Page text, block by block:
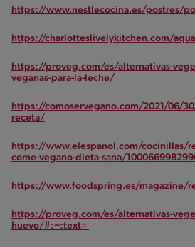
https://www.nestlecocina.es/postres/
https://charlotteslivelykitchen.com/
https://proveg.com/es/alternativas-
veganas-para-la-leche/
https://comoservegano.com/2021/06/
receta/
https://www.elespanol.com/cocinillas/
come-vegano-dieta-sana/
https://www.foodspring.es/magazine/
https://proveg.com/es/alternativas-
huevo/#:~:text=